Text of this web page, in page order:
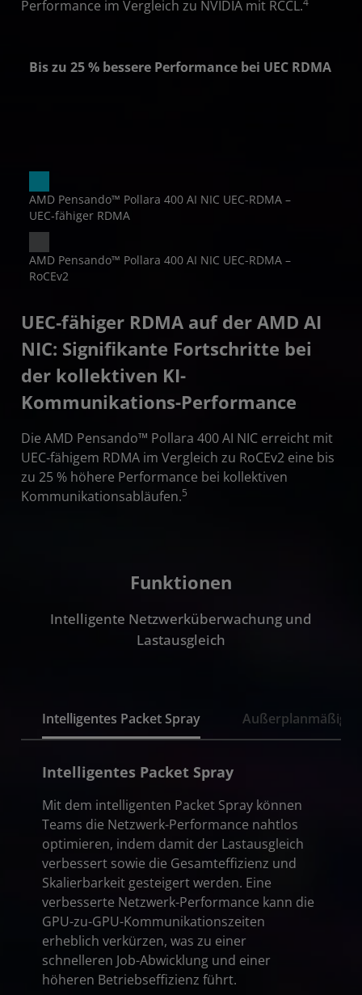
Performance im Vergleich zu NVIDIA mit RCCL.
UEC‑fähiger RDMA auf der AMD AI
NIC: Signifikante Fortschritte bei
der kollektiven KI-
Kommunikations-Performance
Die AMD Pensando™ Pollara 400 AI NIC erreicht mit
UEC‑fähigem RDMA im Vergleich zu RoCEv2 eine bis
zu 25 % höhere Performance bei kollektiven
Kommunikationsabläufen.5
AMD Pensando™ Pollara 400 AI NIC UEC-RDMA –
UEC‑fähiger RDMA
AMD Pensando™ Pollara 400 AI NIC UEC-RDMA –
RoCEv2
Bis zu 25 % bessere Performance bei UEC RDMA
Funktionen
Intelligente Netzwerküberwachung und
Lastausgleich
Intelligentes Packet Spray Außerplanmäßige
Intelligentes Packet Spray
Mit dem intelligenten Packet Spray können
Teams die Netzwerk-Performance nahtlos
optimieren, indem damit der Lastausgleich
verbessert sowie die Gesamteffizienz und
Skalierbarkeit gesteigert werden. Eine
verbesserte Netzwerk-Performance kann die
GPU-zu-GPU-Kommunikationszeiten
erheblich verkürzen, was zu einer
schnelleren Job-Abwicklung und einer
höheren Betriebseffizienz führt.